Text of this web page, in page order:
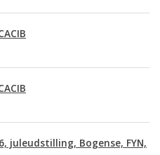
juleudstilling, Bogense, FYN,